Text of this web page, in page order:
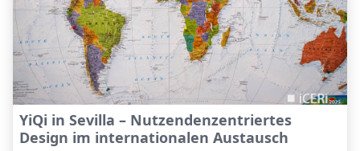
YiQi in Sevilla – Nutzendenzentriertes
Design im internationalen Austausch